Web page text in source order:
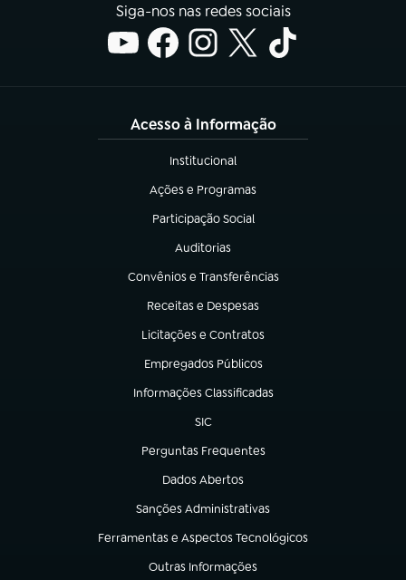
Siga-nos nas redes sociais
Acesso à Informação
Institucional
(abre em nova aba)
Ações e Programas
(abre em nova aba)
Participação Social
(abre em nova aba)
Auditorias
(abre em nova aba)
Convênios e Transferências
(abre em nova aba)
Receitas e Despesas
(abre em nova aba)
Licitações e Contratos
(abre em nova aba)
Empregados Públicos
(abre em nova aba)
Informações Classificadas
(abre em nova aba)
SIC
(abre em nova aba)
Perguntas Frequentes
(abre em nova aba)
Dados Abertos
(abre em nova aba)
Sanções Administrativas
(abre em nova aba)
Ferramentas e Aspectos Tecnológicos
(abre em nova aba)
Outras Informações
(abre em nova aba)